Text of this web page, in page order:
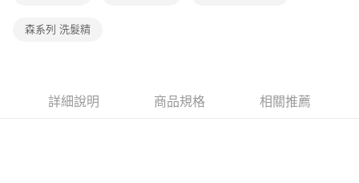
森系列 洗髮精
詳細說明 商品規格 相關推薦